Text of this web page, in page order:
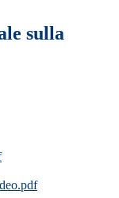
sulla